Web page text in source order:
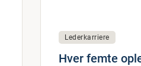
Lederkarriere
Hver femte